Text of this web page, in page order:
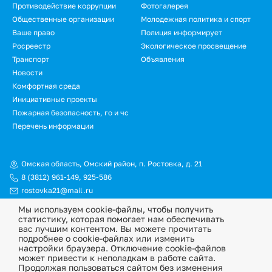
Противодействие коррупции
Фотогалерея
Общественные организации
Молодежная политика и спорт
Ваше право
Полиция информирует
Росреестр
Экологическое просвещение
Транспорт
Объявления
Новости
Омская область, Омский район, п. Ростовка, д. 21
8 (3812) 961-149, 925-586
rostovka21@mail.ru
Подвал.
Дополнительное
меню
Комфортная среда
Инициативные проекты
Пожарная безопасность, го и чс
Перечень информации
© Официальный сайт Ростовкинского сельского поселения
Омского муниципального района Омской области, 2026
Политика конфиденциальности
Информационная ответственность
Мы используем cookie-файлы, чтобы получить
статистику, которая помогает нам обеспечивать
вас лучшим контентом. Вы можете прочитать
подробнее о cookie-файлах или изменить
настройки браузера. Отключение cookie-файлов
может привести к неполадкам в работе сайта.
Продолжая пользоваться сайтом без изменения